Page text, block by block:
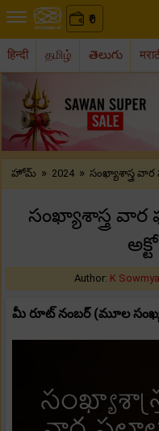
₹
0
हिन्दी தமிழ் తెలుగు
Previous
హోమ్ » 2024 » సంఖ్యాశాస్త్ర వార
సంఖ్యాశాస్త్ర వార
Author: K Sowmya
మీ రూట్ నంబర్ (మూల